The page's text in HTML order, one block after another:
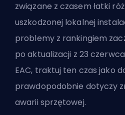
związane z czasem łatki
uszkodzonej lokalnej
problemy z rankingiem
po aktualizacji z 23
EAC, traktuj ten czas jako
prawdopodobnie dotyczy
awarii sprzętowej.